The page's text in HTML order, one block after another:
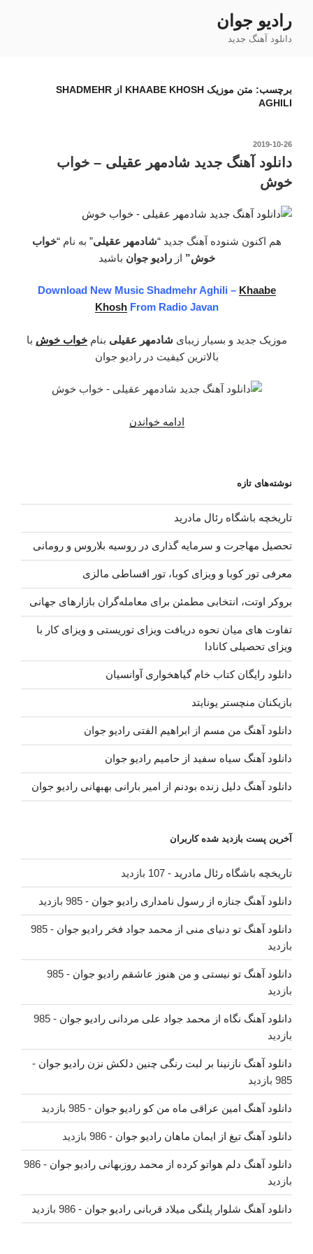
محتوا
رادیو جوان
دانلود آهنگ جدید
برچسب:
متن موزیک KHAABE KHOSH از SHADMEHR
AGHILI
نوشته‌شده
2019-10-26
دانلود آهنگ جدید شادمهر عقیلی – خواب
خوش
هم اکنون شنوده آهنگ جدید “شادمهر عقیلی” به نام “خواب
خوش” ازرادیو جوان باشید
Download New Music Shadmehr Aghili – Khaabe
KhoshFrom Radio Javan
موزیک جدید و بسیار زیبای شادمهر عقیلی بنامخواب خوش با
بالاترین کیفیت در رادیو جوان
ادامه خواندن
–
نوشته‌های تازه
تاریخچه باشگاه رئال مادرید
تحصیل مهاجرت و سرمایه گذاری در روسیه بلاروس و رومانی
معرفی تور کوبا و ویزای کوبا، تور اقساطی مالزی
بروکر اوتت، انتخابی مطمئن برای معامله‌گران بازارهای جهانی
تفاوت های میان نحوه دریافت ویزای توریستی و ویزای کار با
ویزای تحصیلی کانادا
دانلود رایگان کتاب خام گیاهخواری آوانسیان
بازیکنان منچستر یونایتد
دانلود آهنگ من مسم از ابراهیم الفتی رادیو جوان
دانلود آهنگ سیاه سفید از حامیم رادیو جوان
دانلود آهنگ دلیل زنده بودنم از امیر بارانی بهبهانی رادیو جوان
آخرین پست بازدید شده کاربران
تاریخچه باشگاه رئال مادرید - 107 بازدید
دانلود آهنگ جنازه از رسول نامداری رادیو جوان - 985 بازدید
دانلود آهنگ تو دنیای منی از محمد جواد فخر رادیو جوان
- 985
بازدید
دانلود آهنگ تو نیستی و من هنوز عاشقم رادیو جوان
- 985
بازدید
دانلود آهنگ نگاه از محمد جواد علی مردانی رادیو جوان
- 985
بازدید
دانلود آهنگ نازنینا بر لبت رنگی چنین دلکش نزن رادیو جوان -
985 بازدید
دانلود آهنگ امین عراقی ماه من کو رادیو جوان - 985 بازدید
دانلود آهنگ تیغ از ایمان ماهان رادیو جوان - 986 بازدید
دانلود آهنگ دلم هواتو کرده از محمد روزبهانی رادیو جوان
- 986
بازدید
دانلود آهنگ شلوار پلنگی میلاد قربانی رادیو جوان - 986 بازدید